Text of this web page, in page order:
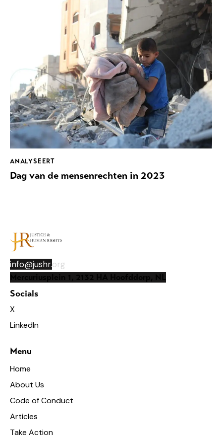
ANALYSEERT
Dag van de mensenrechten in 2023
info@jushr.org
Mercuriusplein 1, 2132 HA Hoofddorp, NL
Socials
X
LinkedIn
Menu
Home
About Us
Code of Conduct
Articles
Take Action